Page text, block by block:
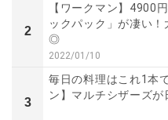
2
【ワークマン】4900
ックパック」が凄い
◎
2022/01/10
3
毎日の料理はこれ1本
ン】マルチシザーズ